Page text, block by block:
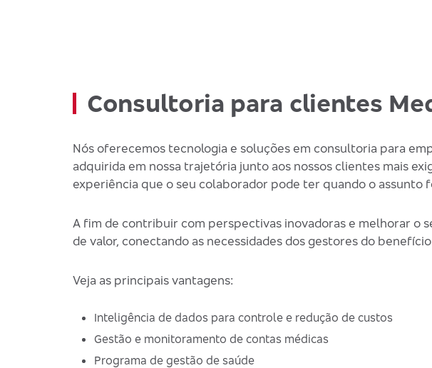
Consultoria para clientes
Nós oferecemos tecnologia e soluções em consultoria para
adquirida em nossa trajetória junto aos nossos clientes mais
experiência que o seu colaborador pode ter quando o assunto
A fim de contribuir com perspectivas inovadoras e melhorar o
de valor, conectando as necessidades dos gestores do
Veja as principais vantagens:
Inteligência de dados para controle e redução de custos
Gestão e monitoramento de contas médicas
Programa de gestão de saúde